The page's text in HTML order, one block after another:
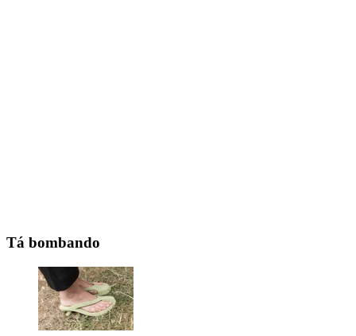
Tá bombando